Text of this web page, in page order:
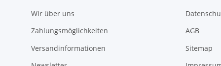
Wir über uns
Zahlungsmöglichkeiten
Versandinformationen
AGB
Sitemap